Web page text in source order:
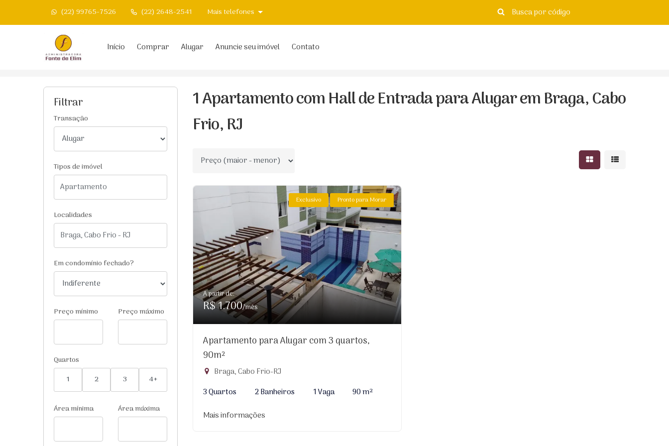
(22) 99765-7526 (22) 2648-2541 Mais telefones
Página inicial Início Comprar Alugar Anuncie seu imóvel Contato
Filtrar
Transação
Tipos de imóvel
Localidades
Em condomínio fechado?
Preço mínimo Preço máximo
Quartos
1
2 3 4+
Área mínima Área máxima
1 Apartamento com Hall de Entrada para Alugar em Braga, Cabo
Frio, RJ
Ordenar por Mostrar resultados
Mostrar
Exclusivo Pronto para Morar
A partir de:
R$ 1.700/mês
Apartamento para Alugar com 3 quartos,
90m²
Braga, Cabo Frio-RJ
3 Quartos
2 Banheiros 1 Vaga
90 m²
Mais informações